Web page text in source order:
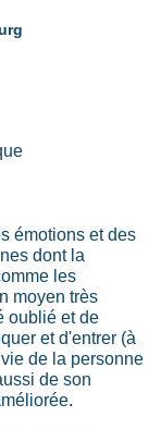
émotions et des
dont la
les
moyen très
oublié et de
et d'entrer (à
de la personne
de son